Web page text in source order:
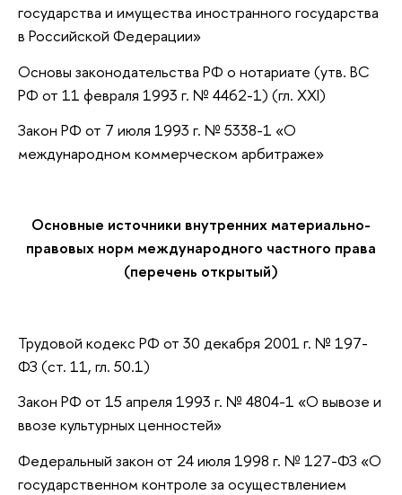
государства и имущества иностранного государства
в Российской Федерации»
Основы законодательства РФ о нотариате (утв. ВС
РФ от 11 февраля 1993 г. № 4462-1) (гл. XXI)
Закон РФ от 7 июля 1993 г. № 5338-1 «О
международном коммерческом арбитраже»
Основные источники внутренних материально-
правовых норм международного частного права
(перечень открытый)
Трудовой кодекс РФ от 30 декабря 2001 г. № 197-
ФЗ (ст. 11, гл. 50.1)
Закон РФ от 15 апреля 1993 г. № 4804-1 «О вывозе и
ввозе культурных ценностей»
Федеральный закон от 24 июля 1998 г. № 127-ФЗ «О
государственном контроле за осуществлением